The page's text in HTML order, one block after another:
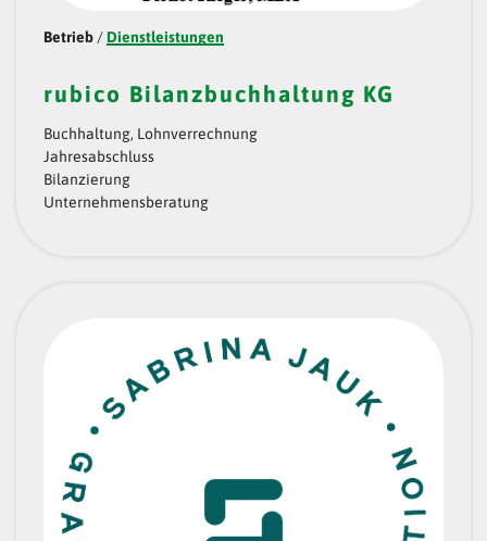
Betrieb / Dienstleistungen
rubico Bilanzbuchhaltung KG
Buchhaltung, Lohnverrechnung
Jahresabschluss
Bilanzierung
Unternehmensberatung